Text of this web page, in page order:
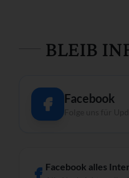
BLEIB
Facebook
Facebook alles